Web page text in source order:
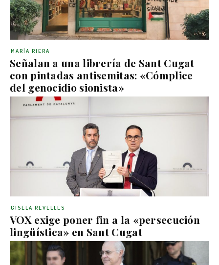
Señalan a una librería de Sant Cugat
con pintadas antisemitas: «Cómplice
del genocidio sionista»
MARÍA RIERA
VOX exige poner fin a la «persecución
lingüística» en Sant Cugat
GISELA REVELLES